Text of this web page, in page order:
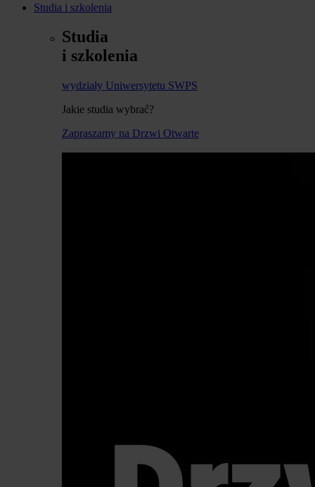
Studia i szkolenia
Studia
i szkolenia
wydziały Uniwersytetu SWPS
Jakie studia wybrać?
Zapraszamy na Drzwi Otwarte